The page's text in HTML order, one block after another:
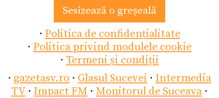
Sesizează o greșeală
· Politica de confidențialitate
· Politica privind modulele cookie
· Termeni și condiții
· gazetasv.ro · Glasul Sucevei · Intermedia
TV · Impact FM · Monitorul de Suceava ·